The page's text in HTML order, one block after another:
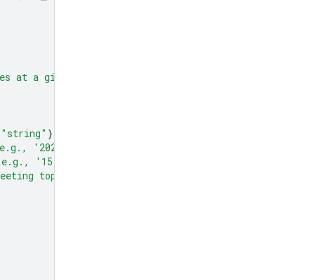
at a given time and date."
"string" }},
'2024-07-29')"
'15:00')"
topic."